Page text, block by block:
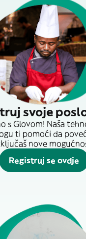
svoje
s Glovom! Naša
ti pomoći da
nove
Registruj se ovdje